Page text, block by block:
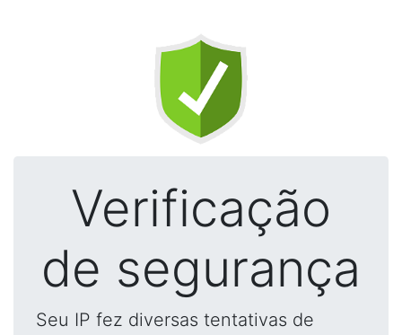
Verificação
de segurança
Seu IP fez diversas tentativas de